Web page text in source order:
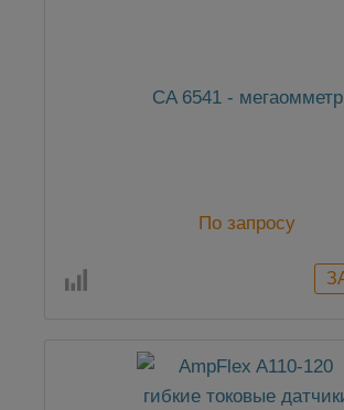
CA 6541 - мегаомметр
По запросу